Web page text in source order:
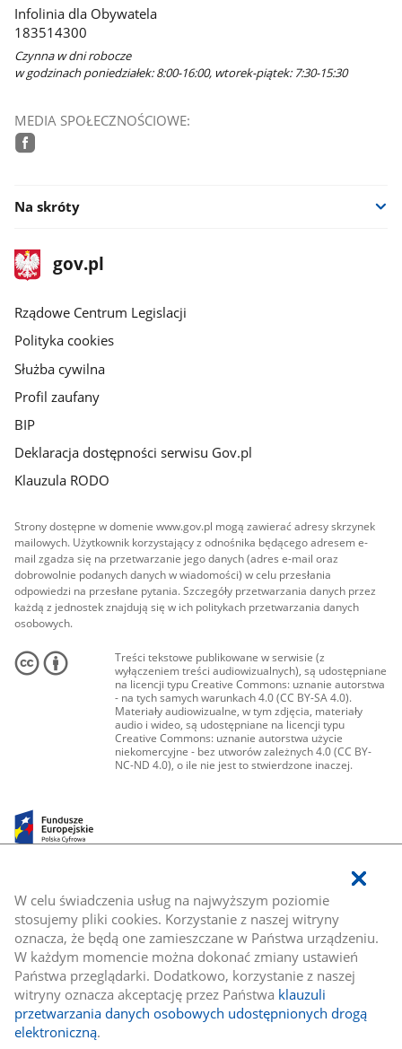
W celu świadczenia usług na najwyższym poziomie
stosujemy pliki cookies. Korzystanie z naszej witryny
oznacza, że będą one zamieszczane w Państwa urządzeniu.
W każdym momencie można dokonać zmiany ustawień
Państwa przeglądarki. Dodatkowo, korzystanie z naszej
witryny oznacza akceptację przez Państwa klauzuli
przetwarzania danych osobowych udostępnionych drogą
elektroniczną.
Infolinia dla Obywatela
183514300
Czynna w dni robocze
w godzinach poniedziałek: 8:00-16:00, wtorek-piątek: 7:30-15:30
MEDIA SPOŁECZNOŚCIOWE:
Na skróty
stopka
gov.plStrona
gov.pl
Rządowe Centrum Legislacji
Polityka cookies
Służba cywilna
Profil zaufany
BIP
Deklaracja dostępności serwisu Gov.pl
Klauzula RODO
Strony dostępne w domenie www.gov.pl mogą zawierać adresy skrzynek
mailowych. Użytkownik korzystający z odnośnika będącego adresem e-
mail zgadza się na przetwarzanie jego danych (adres e-mail oraz
dobrowolnie podanych danych w wiadomości) w celu przesłania
odpowiedzi na przesłane pytania. Szczegóły przetwarzania danych przez
każdą z jednostek znajdują się w ich politykach przetwarzania danych
osobowych.
Treści tekstowe publikowane w serwisie (z
wyłączeniem treści audiowizualnych), są udostępniane
na licencji typu Creative Commons: uznanie autorstwa
- na tych samych warunkach 4.0 (CC BY-SA 4.0).
Materiały audiowizualne, w tym zdjęcia, materiały
audio i wideo, są udostępniane na licencji typu
Creative Commons: uznanie autorstwa użycie
niekomercyjne - bez utworów zależnych 4.0 (CC BY-
NC-ND 4.0), o ile nie jest to stwierdzone inaczej.